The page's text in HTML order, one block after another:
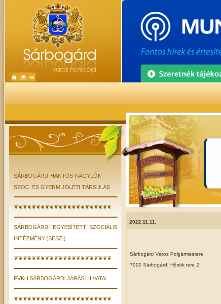
SÁRBOGÁRD-HANTOS-NAGYLÓK
SZOC. ÉS GYERM.JÓLÉTI TÁRSULÁS
❦❦❦❦❦❦❦❦❦❦❦❦❦❦❦❦❦❦❦❦❦❦
SÁRBOGÁRDI EGYESÍTETT SZOCIÁLIS
INTÉZMÉNY (SESZI)
❦❦❦❦❦❦❦❦❦❦❦❦❦❦❦❦❦❦❦❦❦❦
FVKH SÁRBOGÁRDI JÁRÁSI HIVATAL
❦❦❦❦❦❦❦❦❦❦❦❦❦❦❦❦❦❦❦❦❦❦
2022.11.11.
Sárbogárd Város Polgármestere
7000 Sárbogárd, Hősök tere 2.